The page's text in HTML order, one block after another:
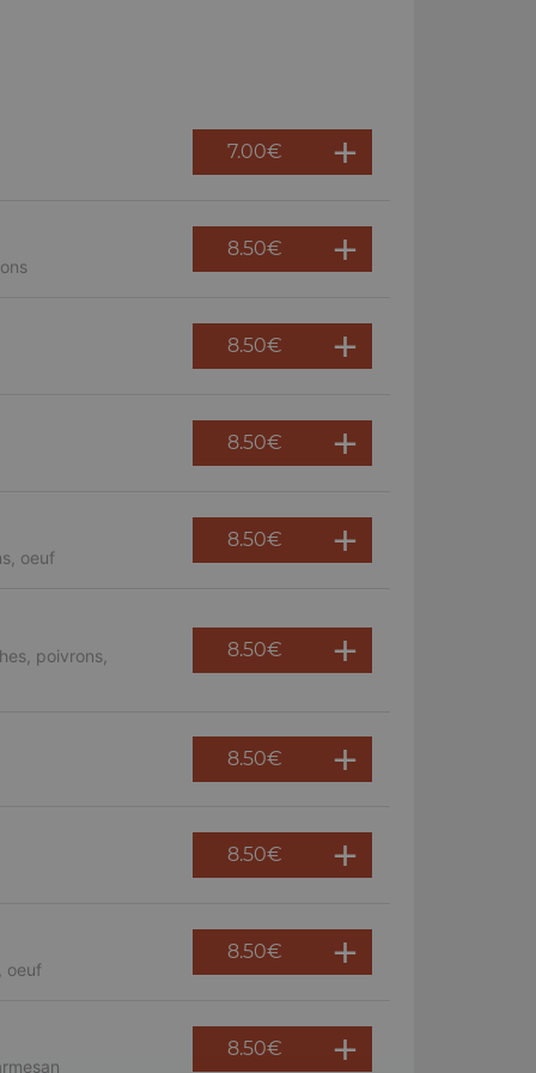
7.00€
8.50€
8.50€
8.50€
oeuf
8.50€
poivrons,
8.50€
8.50€
8.50€
oeuf
8.50€
8.50€